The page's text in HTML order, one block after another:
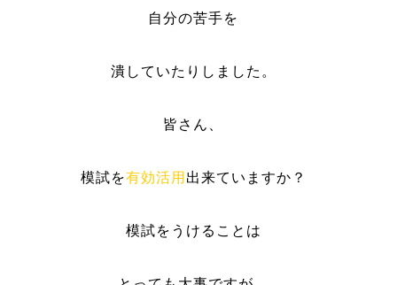
自分の苦手を
潰していたりしました。
皆さん、
模試を有効活用 出来ていますか？
模試をうけることは